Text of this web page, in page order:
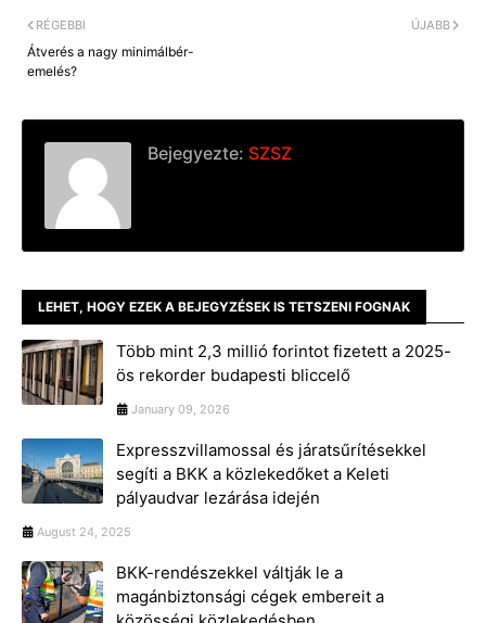
ÚJABB
RÉGEBBI
Átverés a nagy minimálbér-
emelés?
Bejegyezte: SZSZ
LEHET, HOGY EZEK A BEJEGYZÉSEK IS TETSZENI FOGNAK
Több mint 2,3 millió forintot fizetett a 2025-
ös rekorder budapesti bliccelő
January 09, 2026
Expresszvillamossal és járatsűrítésekkel
segíti a BKK a közlekedőket a Keleti
pályaudvar lezárása idején
August 24, 2025
BKK-rendészekkel váltják le a
magánbiztonsági cégek embereit a